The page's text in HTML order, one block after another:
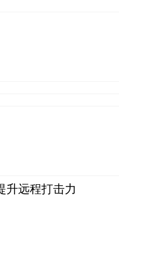
升远程打击力